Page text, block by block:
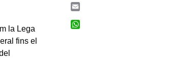
la Lega
fins el